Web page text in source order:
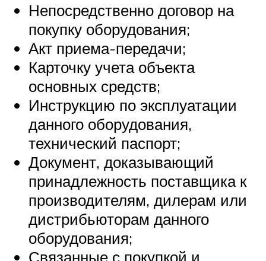
Непосредственно договор на
покупку оборудования;
Акт приема-передачи;
Карточку учета объекта
основных средств;
Инструкцию по эксплуатации
данного оборудования,
технический паспорт;
Документ, доказывающий
принадлежность поставщика к
производителям, дилерам или
дистрибьюторам данного
оборудования;
Связанные с покупкой и